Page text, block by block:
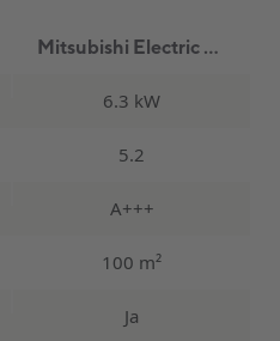
Mitsubishi Electric LN25 svart
6.3 kW
5.2
A+++
100 m²
Ja